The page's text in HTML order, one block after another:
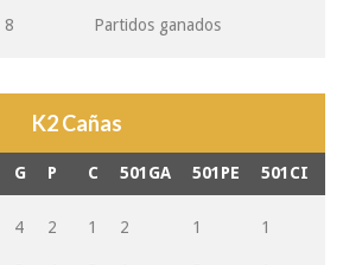
8 Partidos ganados
K2 Cañas
G P C 501GA 501PE 501CI
4 2 1 2 1 1